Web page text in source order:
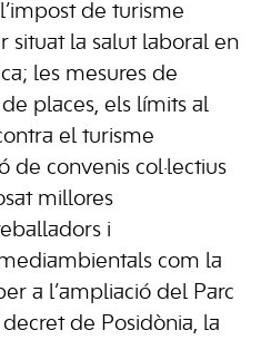
de turisme
situat la salut laboral en
les mesures de
places, els límits al
el turisme
de convenis col·lectius
millores
i
com la
a l’ampliació del Parc
de Posidònia, la